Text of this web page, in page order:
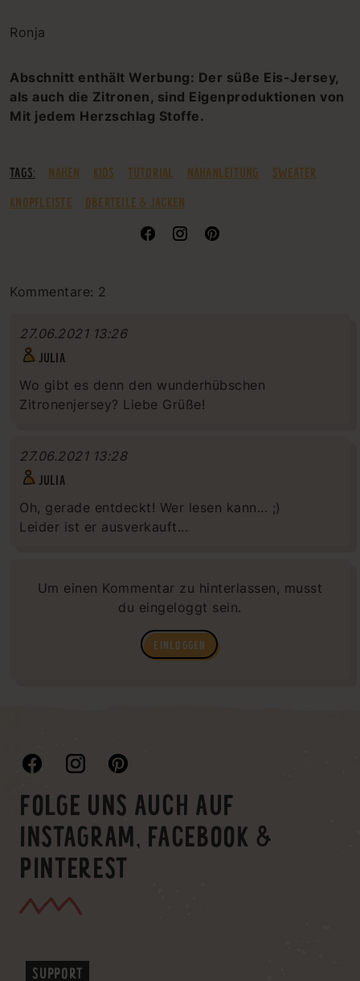
Ronja
Abschnitt enthält Werbung: Der süße Eis-Jersey,
als auch die Zitronen, sind Eigenproduktionen von
Mit jedem Herzschlag Stoffe.
TAGS: NÄHEN KIDS TUTORIAL NÄHANLEITUNG
SWEATER
KNOPFLEISTE
OBERTEILE & JACKEN
Kommentare: 2
JULIA
27.06.2021 13:26
Wo gibt es denn den wunderhübschen
Zitronenjersey? Liebe Grüße!
JULIA
27.06.2021 13:28
Oh, gerade entdeckt! Wer lesen kann... ;)
Leider ist er ausverkauft...
Um einen Kommentar zu hinterlassen, musst
du eingeloggt sein.
EINLOGGEN
FOLGE UNS AUCH AUF
INSTAGRAM, FACEBOOK &
PINTEREST
SUPPORT